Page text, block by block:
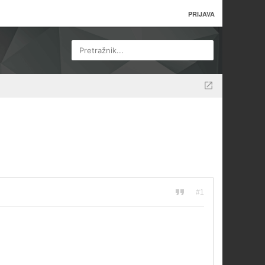
PRIJAVA
Pretražnik...
#1